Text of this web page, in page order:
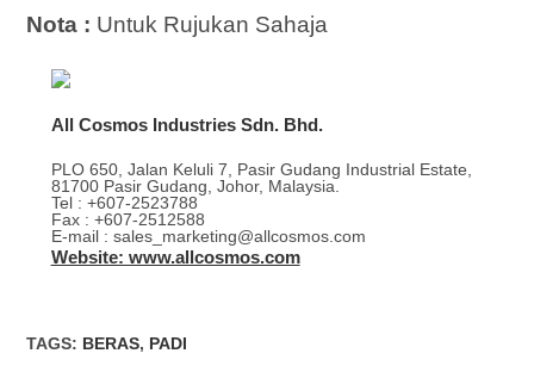
Nota : Untuk Rujukan Sahaja
All Cosmos Industries Sdn. Bhd.
PLO 650, Jalan Keluli 7, Pasir Gudang Industrial Estate,
81700 Pasir Gudang, Johor, Malaysia.
Tel : +607-2523788
Fax : +607-2512588
E-mail : sales_marketing@allcosmos.com
Website: www.allcosmos.com
TAGS: BERAS, PADI